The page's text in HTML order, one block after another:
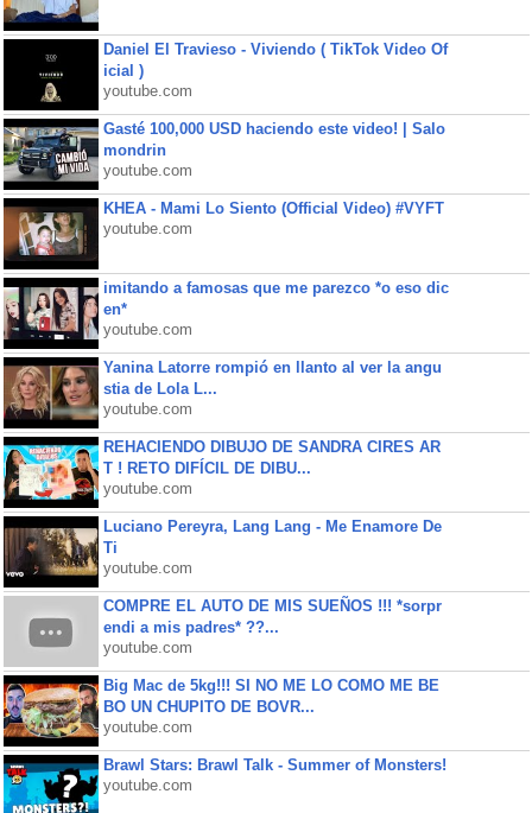
Daniel El Travieso - Viviendo ( TikTok Video Of
icial )
youtube.com
Gasté 100,000 USD haciendo este video! | Salo
mondrin
youtube.com
KHEA - Mami Lo Siento (Official Video) #VYFT
youtube.com
imitando a famosas que me parezco *o eso dic
en*
youtube.com
Yanina Latorre rompió en llanto al ver la angu
stia de Lola L...
youtube.com
REHACIENDO DIBUJO DE SANDRA CIRES AR
T ! RETO DIFÍCIL DE DIBU...
youtube.com
Luciano Pereyra, Lang Lang - Me Enamore De
Ti
youtube.com
COMPRE EL AUTO DE MIS SUEÑOS !!! *sorpr
endi a mis padres* ??...
youtube.com
Big Mac de 5kg!!! SI NO ME LO COMO ME BE
BO UN CHUPITO DE BOVR...
youtube.com
Brawl Stars: Brawl Talk - Summer of Monsters!
youtube.com